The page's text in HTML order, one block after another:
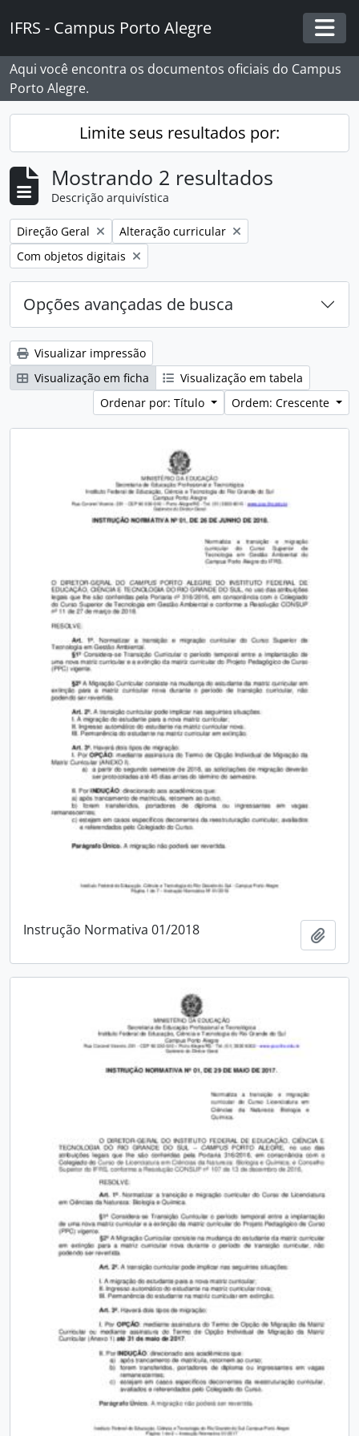
IFRS - Campus Porto Alegre
Aqui você encontra os documentos oficiais do Campus
Porto Alegre.
Limite seus resultados por:
Mostrando 2 resultados
Descrição arquivística
Remover filtro:
Direção Geral Remover filtro:
Alteração curricular
Remover filtro:
Com objetos digitais
Opções avançadas de busca
Visualizar impressão
Visualização em ficha
Visualização em tabela
Ordenar por: Título
Ordem: Crescente
Instrução Normativa 01/2018